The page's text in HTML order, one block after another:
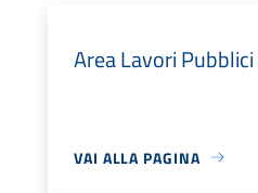
Area Lavori
VAI ALLA PAGINA